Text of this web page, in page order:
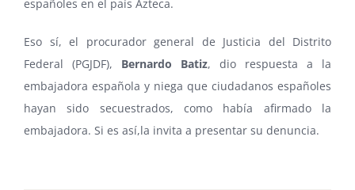
españoles en el país Azteca.
Eso sí, el procurador general de Justicia del Distrito
Federal (PGJDF), Bernardo Batiz, dio respuesta a la
embajadora española y niega que ciudadanos españoles
hayan sido secuestrados, como había afirmado la
embajadora. Si es así,la invita a presentar su denuncia.